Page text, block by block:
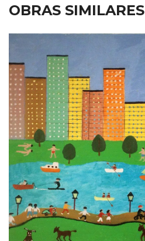
OBRAS SIMILARES